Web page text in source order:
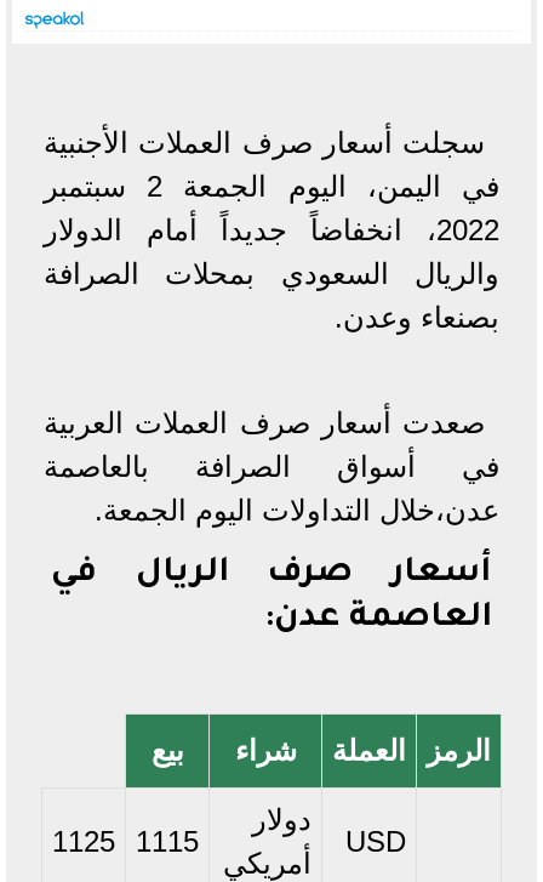
سجلت أسعار صرف العملات الأجنبية
في اليمن، اليوم الجمعة 2 سبتمبر
2022، انخفاضاً جديداً أمام الدولار
والريال السعودي بمحلات الصرافة
بصنعاء وعدن.
صعدت أسعار صرف العملات العربية
في أسواق الصرافة بالعاصمة
عدن،خلال التداولات اليوم الجمعة.
أسعار صرف الريال في
العاصمة عدن:
الرمز العملة شراء بيع
USD
دولار
أمريكي
1115
1125